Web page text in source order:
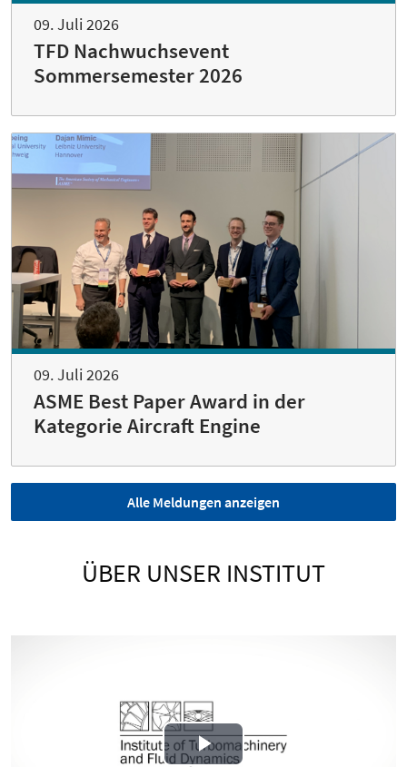
09. Juli 2026
TFD Nachwuchsevent
Sommersemester 2026
09. Juli 2026
ASME Best Paper Award in der
Kategorie Aircraft Engine
Alle Meldungen anzeigen
ÜBER UNSER INSTITUT